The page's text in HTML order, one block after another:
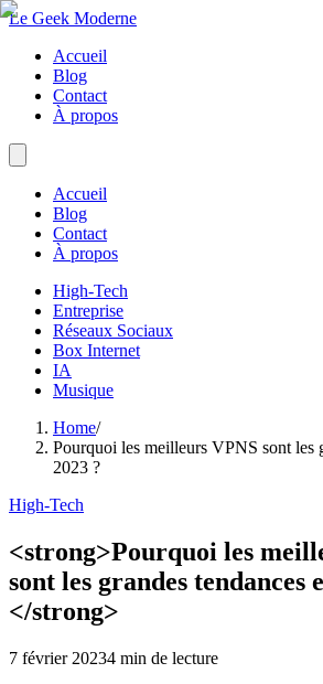
Le Geek Moderne
Accueil
Blog
Contact
À propos
Accueil
Blog
Contact
À propos
High-Tech
Entreprise
Réseaux Sociaux
Box Internet
IA
Musique
Home/
Pourquoi les meilleurs VPNS sont les
2023 ?
High-Tech
<strong>Pourquoi les
sont les grandes tendances
</strong>
7 février 20234 min de lecture